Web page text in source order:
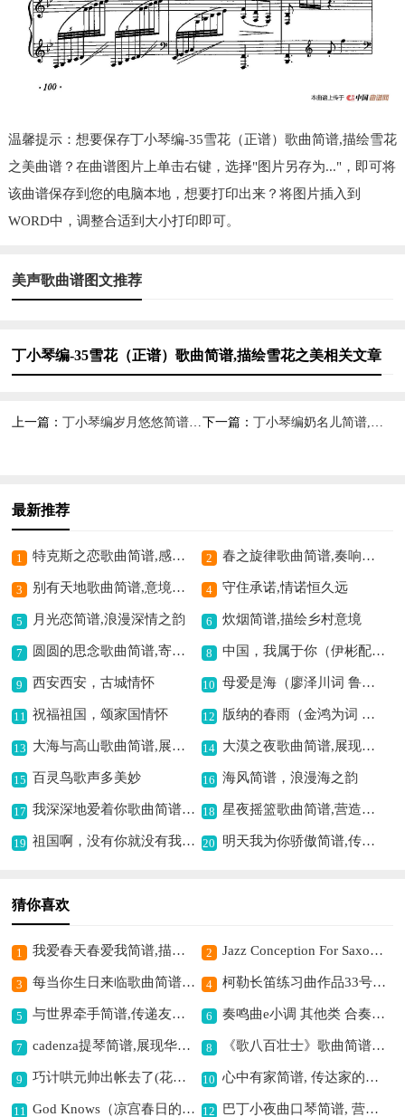
温馨提示：想要保存丁小琴编-35雪花（正谱）歌曲简谱,描绘雪花
之美曲谱？在曲谱图片上单击右键，选择"图片另存为..."，即可将
该曲谱保存到您的电脑本地，想要打印出来？将图片插入到
WORD中，调整合适到大小打印即可。
美声歌曲谱图文推荐
丁小琴编-35雪花（正谱）歌曲简谱,描绘雪花之美相关文章
上一篇：丁小琴编岁月悠悠简谱,追忆悠悠岁月情 下一篇： 丁小琴编奶名儿简谱,唤起童年温馨情
最新推荐
1 特克斯之恋歌曲简谱,感受浪漫草原情 2 春之旋律歌曲简谱,奏响春日欢歌
3 别有天地歌曲简谱,意境独特显悠然 4 守住承诺,情诺恒久远
5 月光恋简谱,浪漫深情之韵 6 炊烟简谱,描绘乡村意境
7 圆圆的思念歌曲简谱,寄托深情思念 8 中国，我属于你（伊彬配伴奏版、正谱）歌曲简谱,抒发爱国深情
9 西安西安，古城情怀 10 母爱是海（廖泽川词 鲁颂曲）歌曲简谱,歌颂深沉母爱
11 祝福祖国，颂家国情怀 12 版纳的春雨（金鸿为词 陈勇曲、正谱）歌曲简谱,描绘雨林春雨之美
13 大海与高山歌曲简谱,展现山海壮阔意境 14 大漠之夜歌曲简谱,展现塞外风情
15 百灵鸟歌声多美妙 16 海风简谱，浪漫海之韵
17 我深深地爱着你歌曲简谱,深情爱意满心间 18 星夜摇篮歌曲简谱,营造宁静意境
19 祖国啊，没有你就没有我歌曲简谱,歌颂祖国深情厚谊 20 明天我为你骄傲简谱,传递自信希望
猜你喜欢
1 我爱春天春爱我简谱,描绘春日之美好 2 Jazz Conception For Saxophone Duets- 9（二重奏）简谱,展现爵士之魅力
3 每当你生日来临歌曲简谱,传递生日祝福情 4 柯勒长笛练习曲作品33号（第二册）（12）长笛简谱,提升长笛技巧佳作
5 与世界牵手简谱,传递友好情谊 6 奏鸣曲e小调 其他类 合奏简谱,哀伤氛围之乐章
7 cadenza提琴简谱,展现华丽激昂意境 8 《歌八百壮士》歌曲简谱,激昂传唱英雄志
9 巧计哄元帅出帐去了(花木兰花木兰唱段)简谱京剧,展现木兰的智慧果敢 10 心中有家简谱, 传达家的温暖
11 God Knows（凉宫春日的消失）简谱,展现青春的迷茫 12 巴丁小夜曲口琴简谱, 营造静谧浪漫氛围